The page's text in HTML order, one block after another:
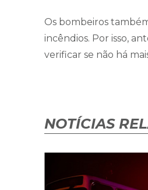
Os bombeiros
incêndios. Por isso,
verificar se não há
NOTÍCIAS